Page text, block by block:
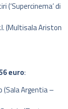
(‘Supercinema’ di
(Multisala Ariston
euro:
(Sala Argentia –